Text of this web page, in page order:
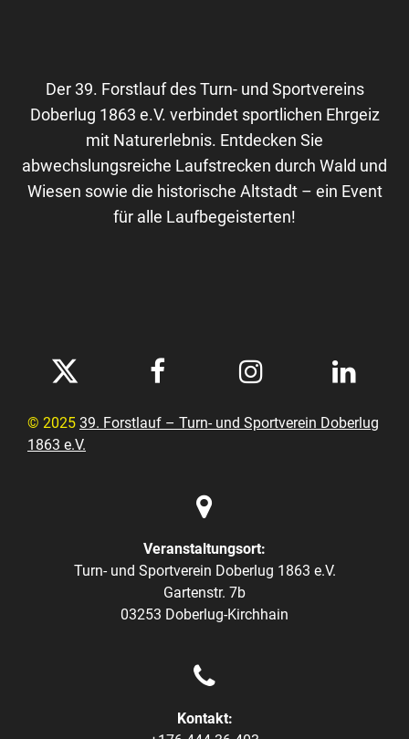
Der 39. Forstlauf des Turn- und Sportvereins
Doberlug 1863 e.V. verbindet sportlichen Ehrgeiz
mit Naturerlebnis. Entdecken Sie
abwechslungsreiche Laufstrecken durch Wald und
Wiesen sowie die historische Altstadt – ein Event
für alle Laufbegeisterten!
   
© 2025 39. Forstlauf – Turn- und Sportverein Doberlug
1863 e.V.

Veranstaltungsort:
Turn- und Sportverein Doberlug 1863 e.V.
Gartenstr. 7b
03253 Doberlug-Kirchhain

Kontakt: